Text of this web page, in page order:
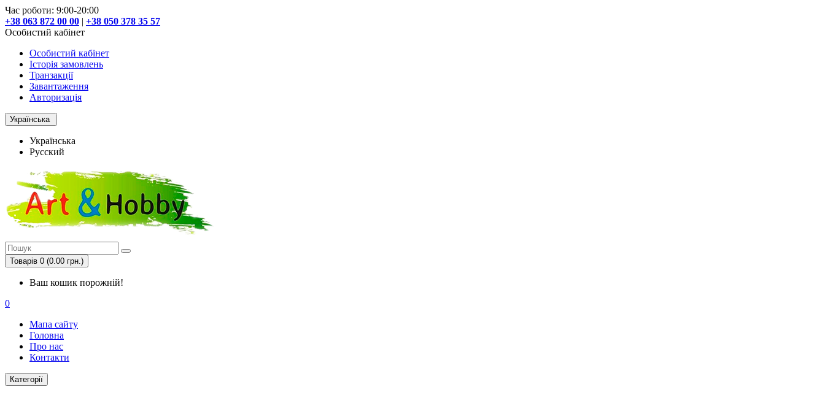
Час роботи: 9:00-20:00
+38 063 872 00 00 | +38 050 378 35 57
Особистий кабінет
Особистий кабінет
Історія замовлень
Транзакції
Завантаження
Авторизація
Українська
Українська
Русский
Товарів 0 (0.00 грн.)
Ваш кошик порожній!
0
Мапа сайту
Головна
Про нас
Контакти
Категорії